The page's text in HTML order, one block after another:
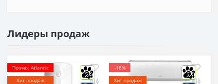
Лидеры продаж
Промо: Atlantic
Хит продаж
24
-18%
Хит продаж
24